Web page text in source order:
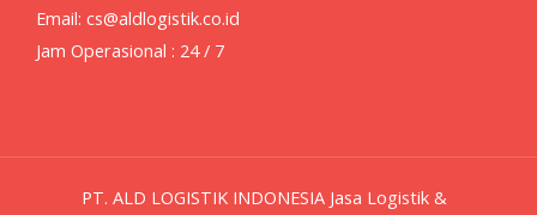
Email: cs@aldlogistik.co.id
Jam Operasional : 24 / 7
PT. ALD LOGISTIK INDONESIA Jasa Logistik &